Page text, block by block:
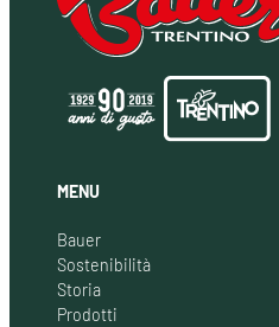
MENU
Bauer
Sostenibilità
Storia
Prodotti